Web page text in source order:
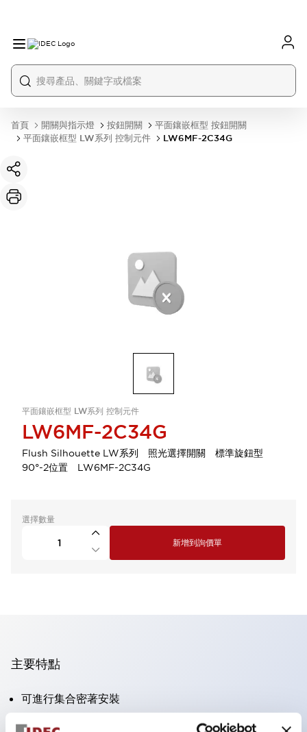
首頁 開關與指示燈 按鈕開關
平面鑲嵌框型 按鈕開關
平面鑲嵌框型 LW系列 控制元件
LW6MF-2C34G
平面鑲嵌框型 LW系列 控制元件
LW6MF-2C34G
Flush Silhouette LW系列 照光選擇開關 標準旋鈕型
90°-2位置 LW6MF-2C34G
選擇數量
新增到詢價單
主要特點
可進行集合密著安裝
附鎖選擇開關採用高安全性的彈子鎖結構